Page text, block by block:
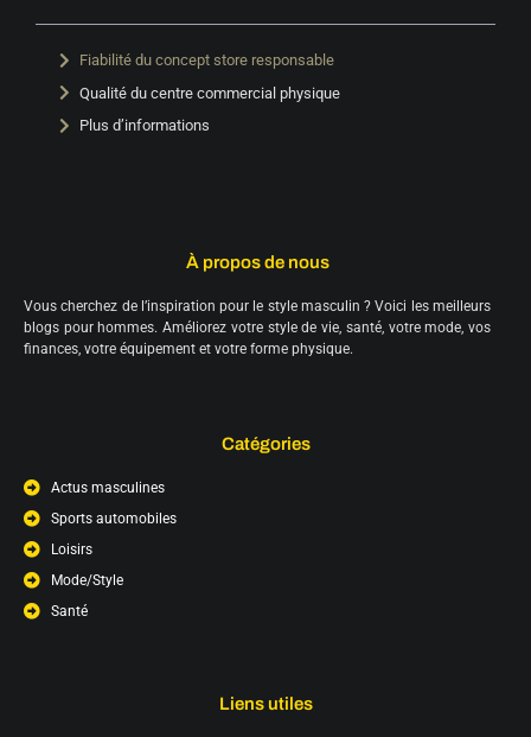
Fiabilité du concept store responsable
Qualité du centre commercial physique
Plus d’informations
À propos de nous
Vous cherchez de l’inspiration pour le style masculin ? Voici les meilleurs
blogs pour hommes. Améliorez votre style de vie, santé, votre mode, vos
finances, votre équipement et votre forme physique.
Catégories
Actus masculines
Sports automobiles
Loisirs
Mode/Style
Santé
Liens utiles